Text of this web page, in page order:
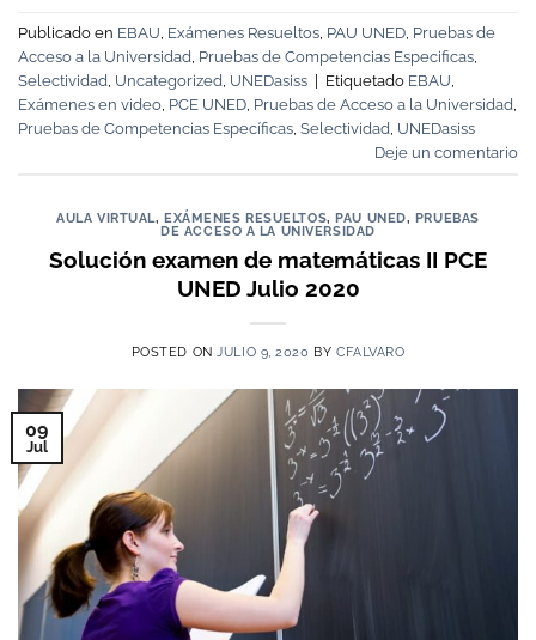
Publicado en EBAU Exámenes Resueltos PAU UNED Pruebas de
Acceso a la Universidad Pruebas de Competencias Especificas
Selectividad Uncategorized UNEDasiss | Etiquetado EBAU
Exámenes en video PCE UNED Pruebas de Acceso a la Universidad
Pruebas de Competencias Específicas Selectividad UNEDasiss
Deje un comentario
AULA VIRTUAL,EXÁMENES RESUELTOS,PAU UNED, PRUEBAS
DE ACCESO A LA UNIVERSIDAD
Solución examen de matemáticas II PCE
UNED Julio 2020
POSTED ONJULIO 9, 2020 BY CFALVARO
09
Jul